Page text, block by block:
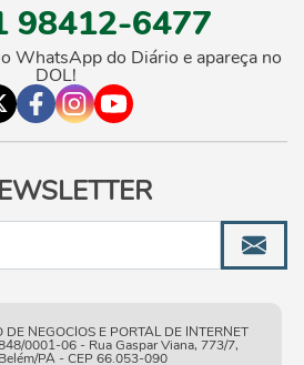
98412-6477
WhatsApp do Diário e apareça no
DOL!
NEGOCIOS E PORTAL DE INTERNET
0001-06 - Rua Gaspar Viana, 773/7,
PA - CEP 66.053-090